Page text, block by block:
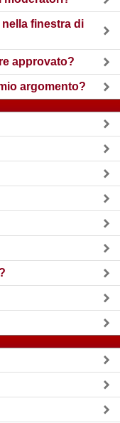
finestra di
approvato?
argomento?